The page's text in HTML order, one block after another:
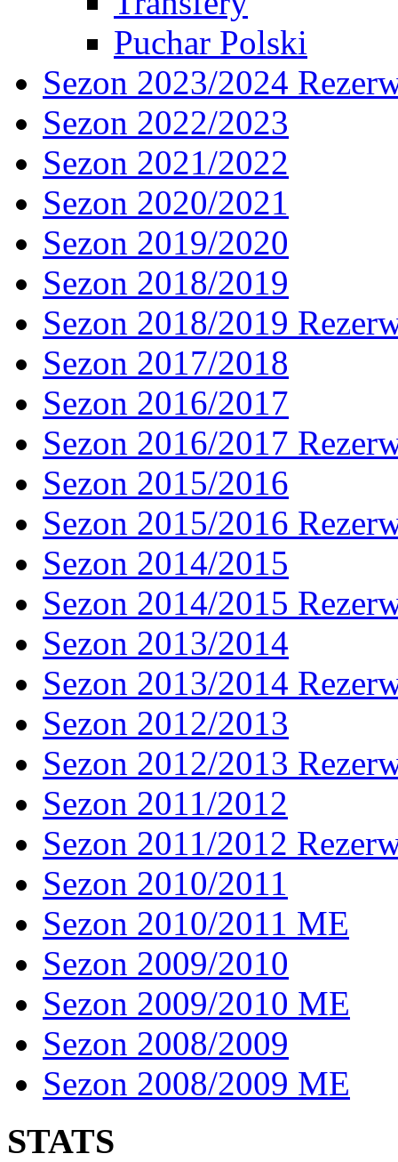
Puchar Polski
Sezon 2023/2024
Sezon 2022/2023
Sezon 2021/2022
Sezon 2020/2021
Sezon 2019/2020
Sezon 2018/2019
Sezon 2018/2019
Sezon 2017/2018
Sezon 2016/2017
Sezon 2016/2017
Sezon 2015/2016
Sezon 2015/2016
Sezon 2014/2015
Sezon 2014/2015
Sezon 2013/2014
Sezon 2013/2014
Sezon 2012/2013
Sezon 2012/2013
Sezon 2011/2012
Sezon 2011/2012
Sezon 2010/2011
Sezon 2010/2011 ME
Sezon 2009/2010
Sezon 2009/2010 ME
Sezon 2008/2009
Sezon 2008/2009 ME
STATS